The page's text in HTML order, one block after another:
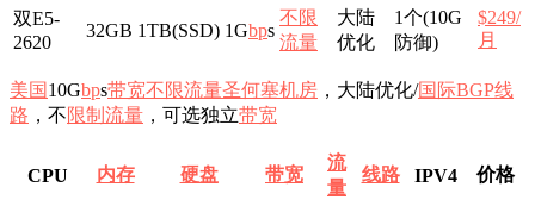
双E5-
2620
32GB 1TB(SSD) 1Gbps
不限
流量
大陆
优化
1个(10G
防御)
$249/
月
美国 10Gbps带宽不限流量圣何塞机房 ，大陆优化/国际BGP线
路 ，不限制流量 ，可选独立带宽
CPU 内存 硬盘 带宽
流
量
线路 IPV4 价格